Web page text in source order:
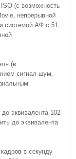
(с возможность
непрерывной
системой АФ с 51
(в
сигнал-шум,
эквивалента 102
до эквивалента
в секунду